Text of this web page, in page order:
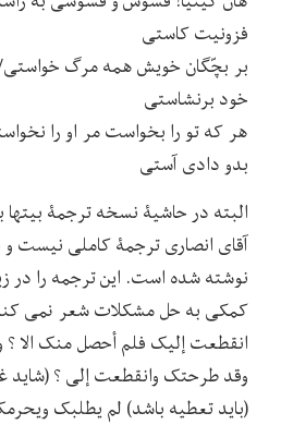
فزونیت کاستی
بر بچّگان خویش همه مرگ
خود برنشاستی
هر که تو را بخواست مر او را
بدو دادی آستی
البته در حاشیۀ نسخه ترجمۀ
آقای انصاری ترجمۀ کاملی نیست و
نوشته شده است. این ترجمه را در
کمکی به حل مشکلات شعر نمی کند:
انقطعت إلیک فلم أحصل منک الا ؟
وقد طرحتک وانقطعت إلی ؟
(باید تعطیه باشد) لم یطلبک